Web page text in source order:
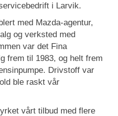
i Larvik.
med Mazda-agentur,
og verksted med
var det Fina
frem til 1983, og helt frem
Drivstoff var
ble raskt vår
vårt tilbud med flere